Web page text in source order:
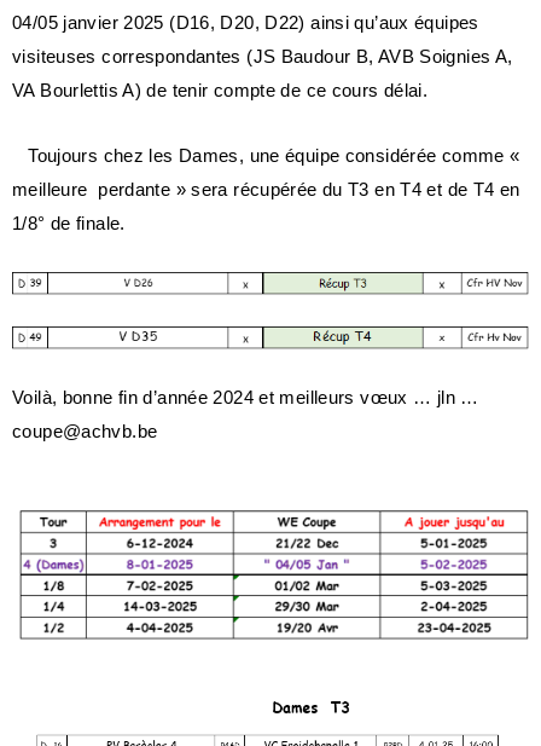
04/05 janvier 2025 (D16, D20, D22) ainsi qu’aux équipes
visiteuses correspondantes (JS Baudour B, AVB Soignies A,
VA Bourlettis A) de tenir compte de ce cours délai.
Toujours chez les Dames, une équipe considérée comme «
meilleure perdante » sera récupérée du T3 en T4 et de T4 en
1/8° de finale.
Voilà, bonne fin d’année 2024 et meilleurs vœux … jln …
coupe@achvb.be